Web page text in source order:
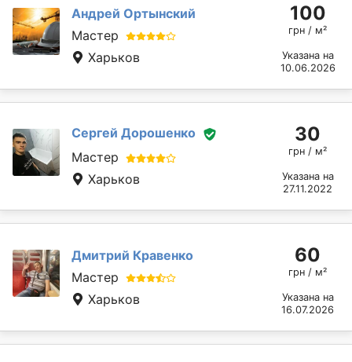
Андрей Ортынский
Мастер
Харьков
100
грн / м²
Указана на
10.06.2026
Сергей Дорошенко
Мастер
Харьков
30
грн / м²
Указана на
27.11.2022
Дмитрий Кравенко
Мастер
Харьков
60
грн / м²
Указана на
16.07.2026